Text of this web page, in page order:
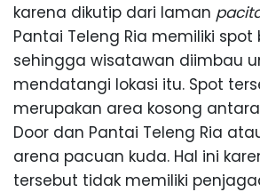
karena dikutip dari laman
Pantai Teleng Ria memiliki
sehingga wisatawan diimbau
mendatangi lokasi itu. Spot
merupakan area kosong
Door dan Pantai Teleng Ria
arena pacuan kuda. Hal ini
tersebut tidak memiliki